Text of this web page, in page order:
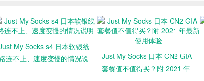
My Socks s4 日本软银线
路连不上、速度变慢的情况说
Just My Socks 日本 CN2 GIA
套餐值不值得买？附 2021 年